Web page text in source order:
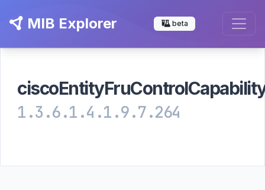
MIB Explorer beta
1.3.6.1.4.1.9.7.264